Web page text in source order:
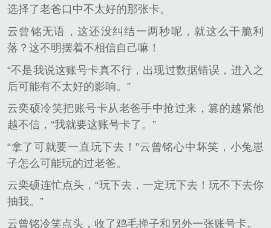
选择了老爸口中不太好的那张卡。
云曾铭无语，这还没纠结一两秒呢，就这么干脆利
落？这不明摆着不相信自己嘛！
“不是我说这账号卡真不行，出现过数据错误，进入之
后可能有不太好的影响。”
云奕硕冷笑把账号卡从老爸手中抢过来，篡的越紧他
越不信，“我就要这账号卡了。”
“拿了可就要一直玩下去！”云曾铭心中坏笑，小兔崽
子怎么可能玩的过老爸。
云奕硕连忙点头，“玩下去，一定玩下去！玩不下去你
抽我。”
云曾铭冷笑点头，收了鸡毛掸子和另外一张账号卡。